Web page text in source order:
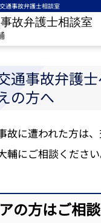
通事故弁護士相談室
故弁護士相談室
通事故弁護
の方へ
故に遭われた方は
輔にご相談ください
の方はご相